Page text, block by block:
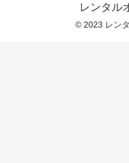
レンタル
© 2023 レン